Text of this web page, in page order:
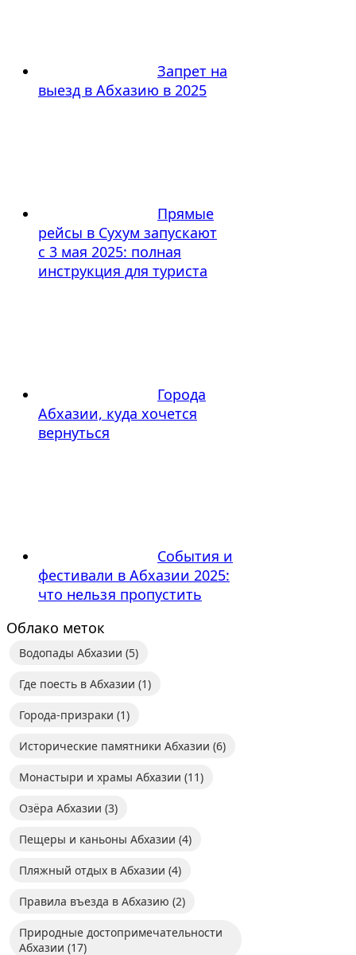
Запрет на
выезд в Абхазию в 2025
Прямые
рейсы в Сухум запускают
с 3 мая 2025: полная
инструкция для туриста
Города
Абхазии, куда хочется
вернуться
События и
фестивали в Абхазии 2025:
что нельзя пропустить
Облако меток
Водопады Абхазии (5)
Где поесть в Абхазии (1)
Города-призраки (1)
Исторические памятники Абхазии (6)
Монастыри и храмы Абхазии (11)
Озёра Абхазии (3)
Пещеры и каньоны Абхазии (4)
Пляжный отдых в Абхазии (4)
Правила въезда в Абхазию (2)
Природные достопримечательности
Абхазии (17)